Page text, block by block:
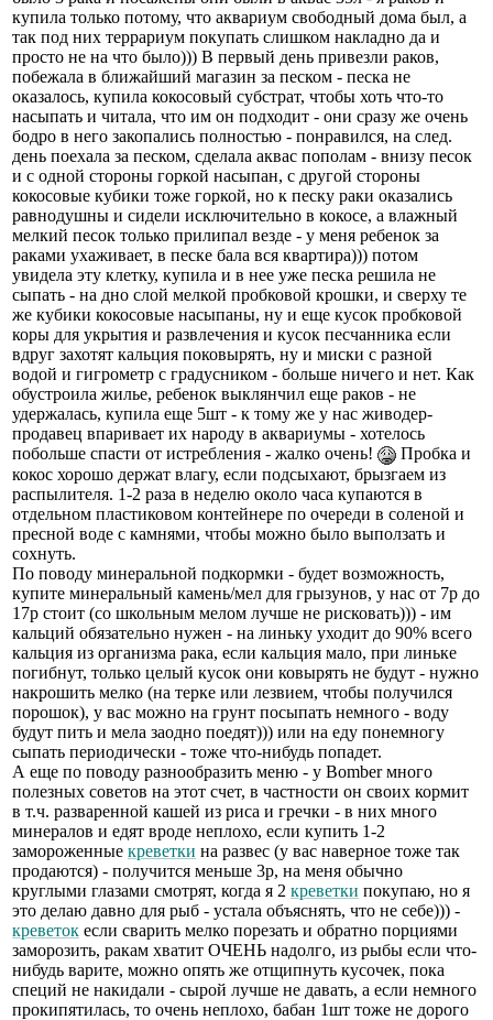
купила только потому, что аквариум свободный дома был, а
так под них террариум покупать слишком накладно да и
просто не на что было))) В первый день привезли раков,
побежала в ближайший магазин за песком - песка не
оказалось, купила кокосовый субстрат, чтобы хоть что-то
насыпать и читала, что им он подходит - они сразу же очень
бодро в него закопались полностью - понравился, на след.
день поехала за песком, сделала аквас пополам - внизу песок
и с одной стороны горкой насыпан, с другой стороны
кокосовые кубики тоже горкой, но к песку раки оказались
равнодушны и сидели исключительно в кокосе, а влажный
мелкий песок только прилипал везде - у меня ребенок за
раками ухаживает, в песке бала вся квартира))) потом
увидела эту клетку, купила и в нее уже песка решила не
сыпать - на дно слой мелкой пробковой крошки, и сверху те
же кубики кокосовые насыпаны, ну и еще кусок пробковой
коры для укрытия и развлечения и кусок песчанника если
вдруг захотят кальция поковырять, ну и миски с разной
водой и гигрометр с градусником - больше ничего и нет. Как
обустроила жилье, ребенок выклянчил еще раков - не
удержалась, купила еще 5шт - к тому же у нас живодер-
продавец впаривает их народу в аквариумы - хотелось
побольше спасти от истребления - жалко очень!
Пробка и
кокос хорошо держат влагу, если подсыхают, брызгаем из
распылителя. 1-2 раза в неделю около часа купаются в
отдельном пластиковом контейнере по очереди в соленой и
пресной воде с камнями, чтобы можно было выползать и
сохнуть.
По поводу минеральной подкормки - будет возможность,
купите минеральный камень/мел для грызунов, у нас от 7р до
17р стоит (со школьным мелом лучше не рисковать))) - им
кальций обязательно нужен - на линьку уходит до 90% всего
кальция из организма рака, если кальция мало, при линьке
погибнут, только целый кусок они ковырять не будут - нужно
накрошить мелко (на терке или лезвием, чтобы получился
порошок), у вас можно на грунт посыпать немного - воду
будут пить и мела заодно поедят))) или на еду понемногу
сыпать периодически - тоже что-нибудь попадет.
А еще по поводу разнообразить меню - у Bomber много
полезных советов на этот счет, в частности он своих кормит
в т.ч. разваренной кашей из риса и гречки - в них много
минералов и едят вроде неплохо, если купить 1-2
замороженные креветки на развес (у вас наверное тоже так
продаются) - получится меньше 3р, на меня обычно
круглыми глазами смотрят, когда я 2 креветки покупаю, но я
это делаю давно для рыб - устала объяснять, что не себе))) -
креветок если сварить мелко порезать и обратно порциями
заморозить, ракам хватит ОЧЕНЬ надолго, из рыбы если что-
нибудь варите, можно опять же отщипнуть кусочек, пока
специй не накидали - сырой лучше не давать, а если немного
прокипятилась, то очень неплохо, бабан 1шт тоже не дорого